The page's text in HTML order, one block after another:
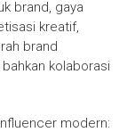
brand, gaya
kreatif,
brand
kolaborasi
modern: